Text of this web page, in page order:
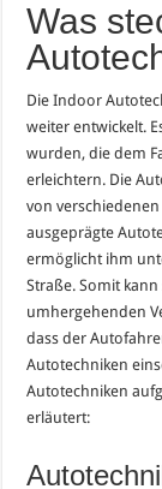
Was
Die Indoor
weiter entwickelt.
wurden, die dem
erleichtern. Die
von
ausgeprägte
ermöglicht ihm
Straße. Somit
umhergehenden
dass der
Autotechniken
Autotechniken
erläutert: